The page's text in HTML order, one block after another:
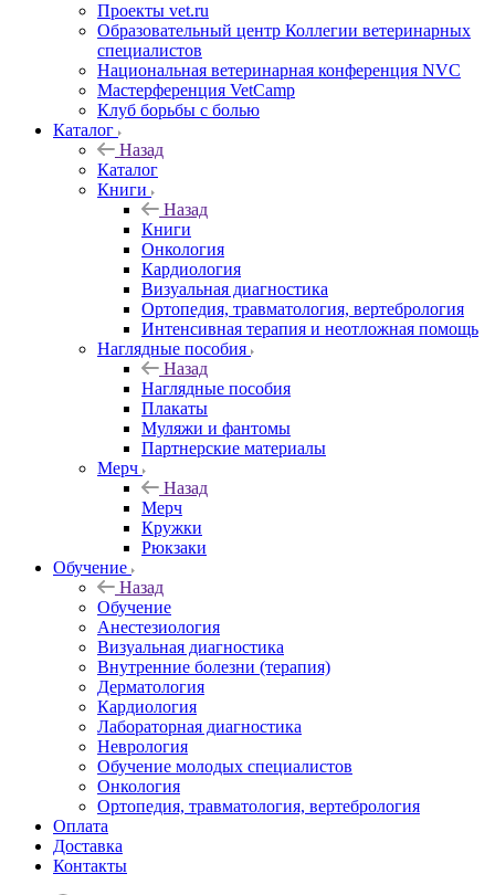
Проекты vet.ru
Образовательный центр Коллегии ветеринарных
специалистов
Национальная ветеринарная конференция NVC
Мастерференция VetCamp
Клуб борьбы с болью
Каталог
Назад
Каталог
Книги
Назад
Книги
Онкология
Кардиология
Визуальная диагностика
Ортопедия, травматология, вертебрология
Интенсивная терапия и неотложная помощь
Наглядные пособия
Назад
Наглядные пособия
Плакаты
Муляжи и фантомы
Партнерские материалы
Мерч
Назад
Мерч
Кружки
Рюкзаки
Обучение
Назад
Обучение
Анестезиология
Визуальная диагностика
Внутренние болезни (терапия)
Дерматология
Кардиология
Лабораторная диагностика
Неврология
Обучение молодых специалистов
Онкология
Ортопедия, травматология, вертебрология
Оплата
Доставка
Контакты